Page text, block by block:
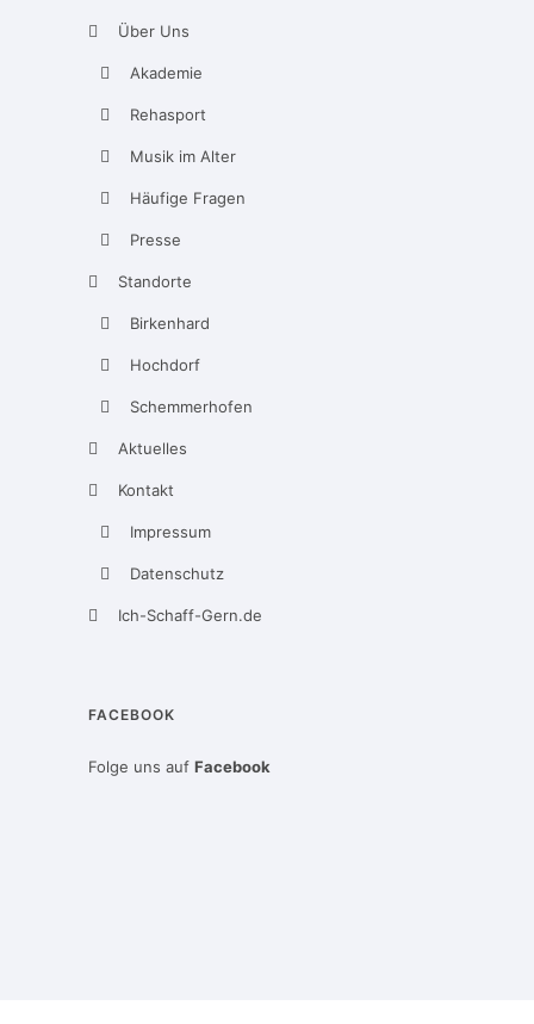
Über Uns
Akademie
Rehasport
Musik im Alter
Häufige Fragen
Presse
Standorte
Birkenhard
Hochdorf
Schemmerhofen
Aktuelles
Kontakt
Impressum
Datenschutz
Ich-Schaff-Gern.de
FACEBOOK
Folge uns auf Facebook